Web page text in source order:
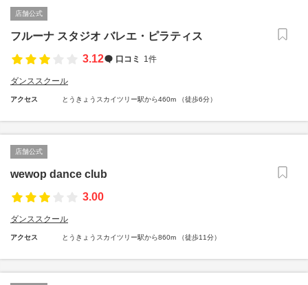
店舗公式
フルーナ スタジオ バレエ・ピラティス
3.12
口コミ 1件
ダンススクール
アクセス とうきょうスカイツリー駅から460m （徒歩6分）
店舗公式
wewop dance club
3.00
ダンススクール
アクセス とうきょうスカイツリー駅から860m （徒歩11分）